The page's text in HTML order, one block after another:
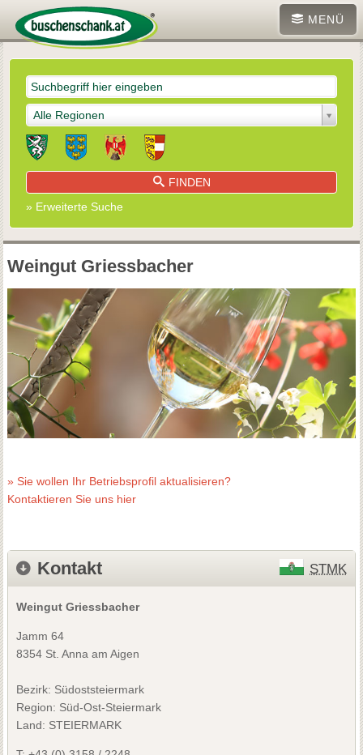
MENÜ
Alle Regionen
FINDEN
» Erweiterte Suche
Weingut Griessbacher
» Sie wollen Ihr Betriebsprofil aktualisieren?
Kontaktieren Sie uns hier
Kontakt STMK
Weingut Griessbacher
Jamm 64
8354 St. Anna am Aigen
Bezirk: Südoststeiermark
Region: Süd-Ost-Steiermark
Land: STEIERMARK